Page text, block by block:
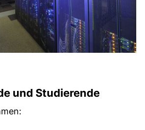
und Studierende